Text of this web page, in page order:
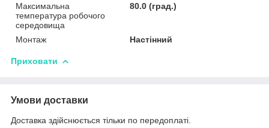
Максимальна
температура робочого
середовища
80.0 (град.)
Монтаж Настінний
Приховати
Умови доставки
Доставка здійснюється тільки по передоплаті.